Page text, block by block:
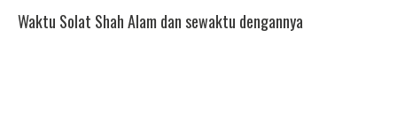
Waktu Solat Shah Alam dan sewaktu dengannya